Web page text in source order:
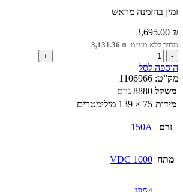
זמין בהזמנה מראש
3,695.00 ₪
מחיר ללא מע״מ: 3,131.36 ₪
כמות
של
כבל
טעינה
נייד
DC
חשמליים
חד
הוספה לסל
מק”ט: 1106966
משקל 8880 גרם
מידות 75 × 139 מילימטרים
זרם 150A
מתח 1000 VDC